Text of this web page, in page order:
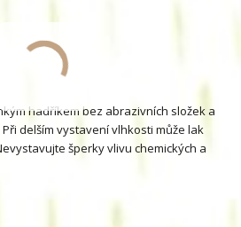
hadříkem bez abrazivních složek a
delším vystavení vlhkosti může lak
šperky vlivu chemických a